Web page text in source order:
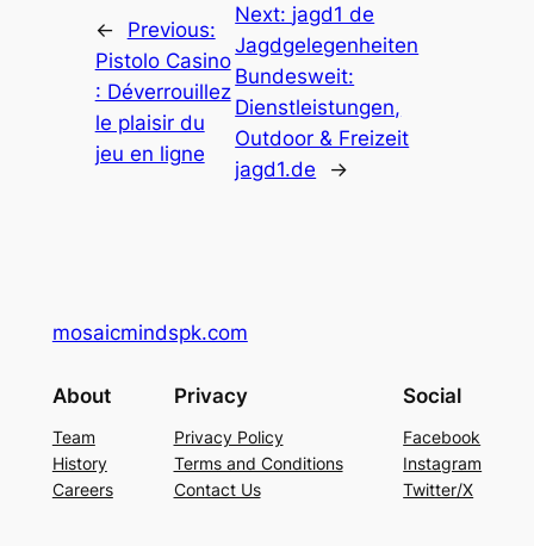
←
Previous:
Pistolo Casino
: Déverrouillez
le plaisir du
jeu en ligne
Next: jagd1 de
Jagdgelegenheiten
Bundesweit:
Dienstleistungen,
Outdoor & Freizeit
jagd1.de
→
mosaicmindspk.com
About
Team
History
Careers
Privacy
Privacy Policy
Terms and Conditions
Contact Us
Social
Facebook
Instagram
Twitter/X